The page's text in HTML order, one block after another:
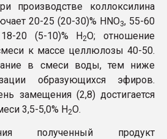
производстве коллоксилина
20-25 (20-30)% HNO3, 55-60
20 (5-10)% Н2О; отношение
к массе целлюлозы 40-50.
в смеси воды, тем ниже
образующихся эфиров.
замещения (2,8) достигается
3,5-5,0% Н2О.
полученный продукт